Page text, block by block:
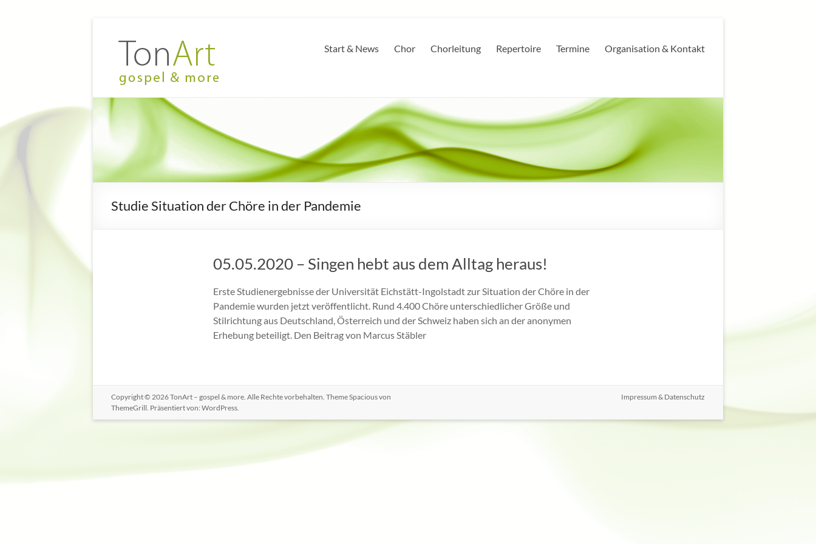
TonArt
gospel
&
more
Mein Chor
Hannover-
Linden
Start & News Chor Chorleitung Repertoire Termine Organisation & Kontakt
Studie Situation der Chöre in der Pandemie
05.05.2020 – Singen hebt aus dem Alltag heraus!
Erste Studienergebnisse der Universität Eichstätt-Ingolstadt zur Situation der Chöre in der
Pandemie wurden jetzt veröffentlicht. Rund 4.400 Chöre unterschiedlicher Größe und
Stilrichtung aus Deutschland, Österreich und der Schweiz haben sich an der anonymen
Erhebung beteiligt. Den Beitrag von Marcus Stäbler
Copyright © 2026TonArt – gospel & more. Alle Rechte vorbehalten. ThemeSpaciousvon
ThemeGrill. Präsentiert von: WordPress.
Impressum & Datenschutz